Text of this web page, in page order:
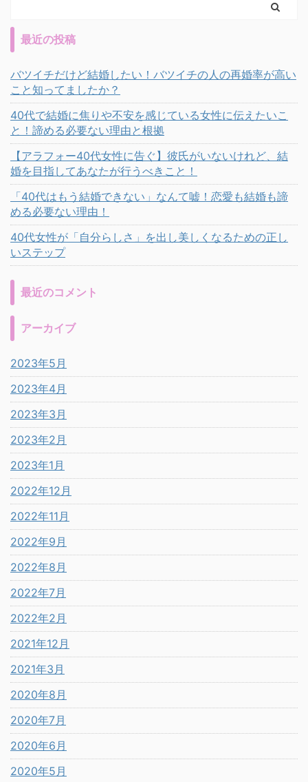
最近の投稿
バツイチだけど結婚したい！バツイチの人の再婚率が高い
こと知ってましたか？
40代で結婚に焦りや不安を感じている女性に伝えたいこ
と！諦める必要ない理由と根拠
【アラフォー40代女性に告ぐ】彼氏がいないけれど、結
婚を目指してあなたが行うべきこと！
「40代はもう結婚できない」なんて嘘！恋愛も結婚も諦
める必要ない理由！
40代女性が「自分らしさ」を出し美しくなるための正し
いステップ
最近のコメント
アーカイブ
2023年5月
2023年4月
2023年3月
2023年2月
2023年1月
2022年12月
2022年11月
2022年9月
2022年8月
2022年7月
2022年2月
2021年12月
2021年3月
2020年8月
2020年7月
2020年6月
2020年5月